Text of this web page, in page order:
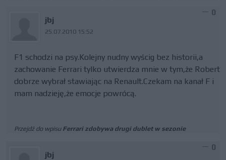
jbj
25.07.2010 15:52
0
F1 schodzi na psy.Kolejny nudny wyścig bez historii,a
zachowanie Ferrari tylko utwierdza mnie w tym,że Robert
dobrze wybrał stawiając na Renault.Czekam na kanał F i
mam nadzieję,że emocje powrócą.
Przejdź do wpisu Ferrari zdobywa drugi dublet w sezonie
jbj
0